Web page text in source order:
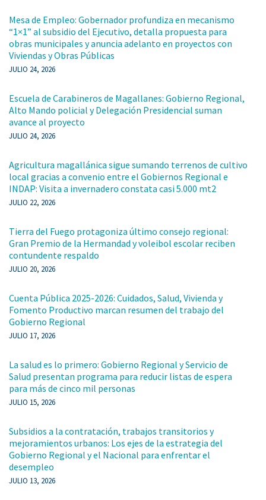
Mesa de Empleo: Gobernador profundiza en mecanismo
“1×1” al subsidio del Ejecutivo, detalla propuesta para
obras municipales y anuncia adelanto en proyectos con
Viviendas y Obras Públicas
JULIO 24, 2026
Escuela de Carabineros de Magallanes: Gobierno Regional,
Alto Mando policial y Delegación Presidencial suman
avance al proyecto
JULIO 24, 2026
Agricultura magallánica sigue sumando terrenos de cultivo
local gracias a convenio entre el Gobiernos Regional e
INDAP: Visita a invernadero constata casi 5.000 mt2
JULIO 22, 2026
Tierra del Fuego protagoniza último consejo regional:
Gran Premio de la Hermandad y voleibol escolar reciben
contundente respaldo
JULIO 20, 2026
Cuenta Pública 2025-2026: Cuidados, Salud, Vivienda y
Fomento Productivo marcan resumen del trabajo del
Gobierno Regional
JULIO 17, 2026
La salud es lo primero: Gobierno Regional y Servicio de
Salud presentan programa para reducir listas de espera
para más de cinco mil personas
JULIO 15, 2026
Subsidios a la contratación, trabajos transitorios y
mejoramientos urbanos: Los ejes de la estrategia del
Gobierno Regional y el Nacional para enfrentar el
desempleo
JULIO 13, 2026